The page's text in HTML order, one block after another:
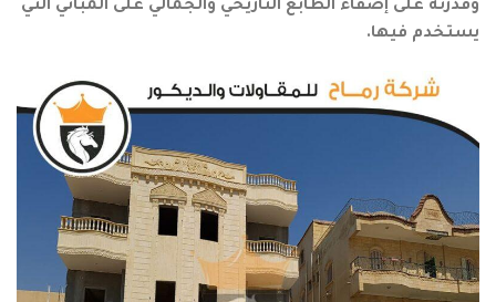
وقدرته على إضفاء الطابع التاريخي والجمالي على المباني التي
يستخدم فيها.